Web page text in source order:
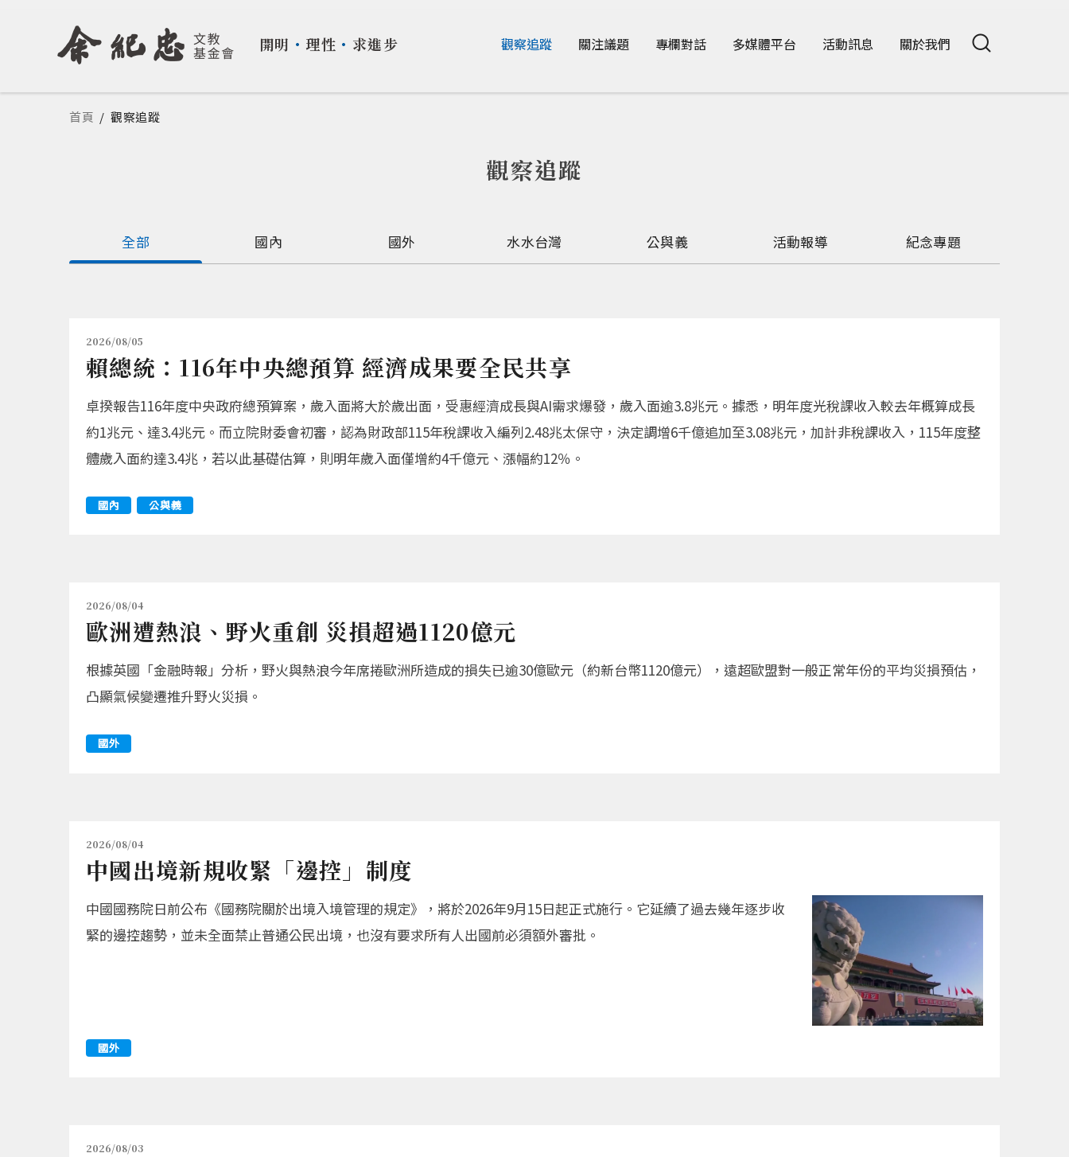
開明 ・ 理性 ・ 求進步 觀察追蹤 關注議題 專欄對話 多媒體平台 活動訊息 關於我們
您在這裡
首頁 / 觀察追蹤
觀察追蹤
全部 國內 國外 水水台灣 公與義 活動報導 紀念專題
2026/08/05
賴總統：116年中央總預算 經濟成果要全民共享
卓揆報告116年度中央政府總預算案，歲入面將大於歲出面，受惠經濟成長與AI需求爆發，歲入面逾3.8兆元。據悉，明年度光稅課收入較去年概算成長
約1兆元、達3.4兆元。而立院財委會初審，認為財政部115年稅課收入編列2.48兆太保守，決定調增6千億追加至3.08兆元，加計非稅課收入，115年度整
體歲入面約達3.4兆，若以此基礎估算，則明年歲入面僅增約4千億元、漲幅約12％。
國內 公與義
2026/08/04
歐洲遭熱浪、野火重創 災損超過1120億元
根據英國「金融時報」分析，野火與熱浪今年席捲歐洲所造成的損失已逾30億歐元（約新台幣1120億元），遠超歐盟對一般正常年份的平均災損預估，
凸顯氣候變遷推升野火災損。
國外
2026/08/04
中國出境新規收緊「邊控」制度
中國國務院日前公布《國務院關於出境入境管理的規定》，將於2026年9月15日起正式施行。它延續了過去幾年逐步收
緊的邊控趨勢，並未全面禁止普通公民出境，也沒有要求所有人出國前必須額外審批。
國外
2026/08/03